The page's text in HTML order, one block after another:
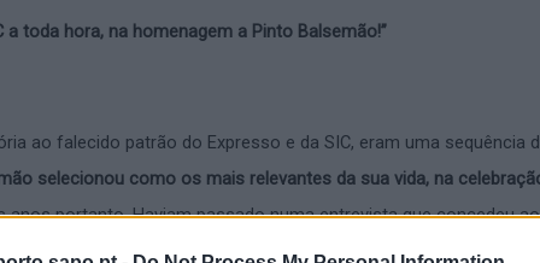
a toda hora, na homenagem a Pinto Balsemão!”
ao falecido patrão do Expresso e da SIC, eram uma sequência
selecionou como os mais relevantes da sua vida, na
anos portanto. Haviam passado numa entrevista que concedeu ao
Imagens com personalidades como Ronald Reagan, Sá Carneiro,